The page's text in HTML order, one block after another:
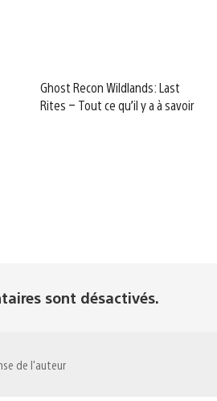
Ghost Recon Wildlands: Last
Rites – Tout ce qu’il y a à savoir
sont désactivés.
de l'auteur